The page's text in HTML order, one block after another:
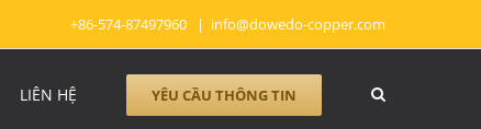
+86-574-87497960 | info@dowedo-copper.com
LIÊN HỆ YÊU CẦU THÔNG TIN